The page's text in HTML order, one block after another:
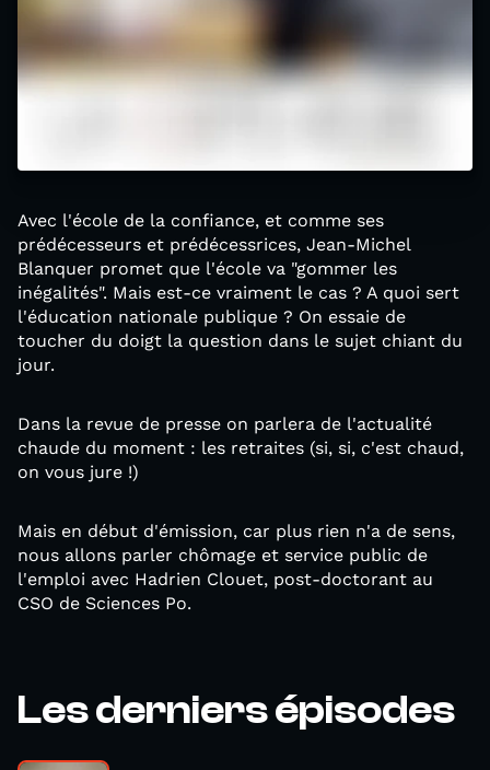
Avec l'école de la confiance, et comme ses
prédécesseurs et prédécessrices, Jean-Michel
Blanquer promet que l'école va "gommer les
inégalités". Mais est-ce vraiment le cas ? A quoi sert
l'éducation nationale publique ? On essaie de
toucher du doigt la question dans le sujet chiant du
jour.
Dans la revue de presse on parlera de l'actualité
chaude du moment : les retraites (si, si, c'est chaud,
on vous jure !)
Mais en début d'émission, car plus rien n'a de sens,
nous allons parler chômage et service public de
l'emploi avec Hadrien Clouet, post-doctorant au
CSO de Sciences Po.
Les derniers épisodes